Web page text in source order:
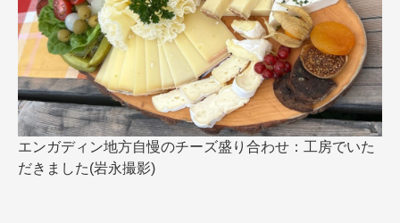
エンガディン地方自慢のチーズ盛り合わせ：工房でいた
だきました(岩永撮影)